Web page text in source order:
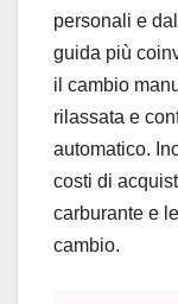
personali e
guida più
il cambio
rilassata e
automatico.
costi di
carburante e
cambio.